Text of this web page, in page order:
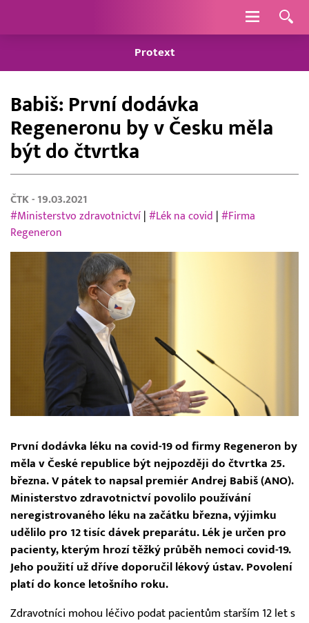
Navigace
Protext
Babiš: První dodávka
Regeneronu by v Česku měla
být do čtvrtka
ČTK - 19.03.2021
#Ministerstvo zdravotnictví #Lék na covid
#Firma
Regeneron
První dodávka léku na covid-19 od firmy Regeneron by
měla v České republice být nejpozději do čtvrtka 25.
března. V pátek to napsal premiér Andrej Babiš (ANO).
Ministerstvo zdravotnictví povolilo používání
neregistrovaného léku na začátku března, výjimku
udělilo pro 12 tisíc dávek preparátu. Lék je určen pro
pacienty, kterým hrozí těžký průběh nemoci covid-19.
Jeho použití už dříve doporučil lékový ústav. Povolení
platí do konce letošního roku.
Zdravotníci mohou léčivo podat pacientům starším 12 let s